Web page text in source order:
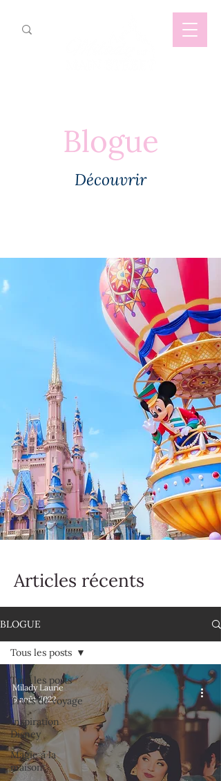
Blogue
Découvrir
Articles récents
BLOGUE
Tous les posts
Trucs de voyage
Inspiration
Disney
Magie à la
maison
Tous les posts
Milady Laurie
9 août 2022